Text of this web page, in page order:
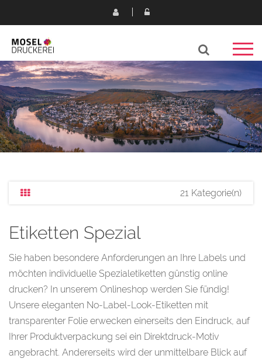
21 Kategorie(n)
Etiketten Spezial
Sie haben besondere Anforderungen an Ihre Labels und
möchten individuelle Spezialetiketten günstig online
drucken? In unserem Onlineshop werden Sie fündig!
Unsere eleganten No-Label-Look-Etiketten mit
transparenter Folie erwecken einerseits den Eindruck, auf
Ihrer Produktverpackung sei ein Direktdruck-Motiv
angebracht. Andererseits wird der unmittelbare Blick auf